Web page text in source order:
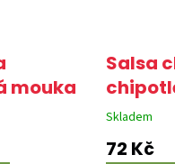
mouka
Salsa
Průměrné
hodnocení
produktu
Skladem
72 Kč